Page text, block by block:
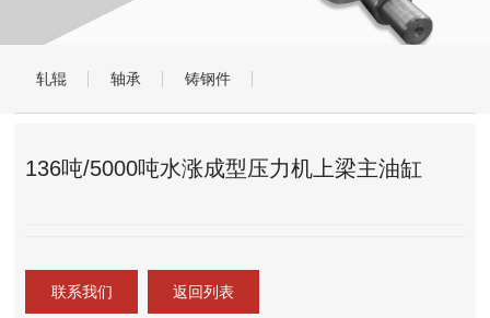
轧辊 轴承 铸钢件
136吨/5000吨水涨成型压力机上梁主油缸
联系我们 返回列表